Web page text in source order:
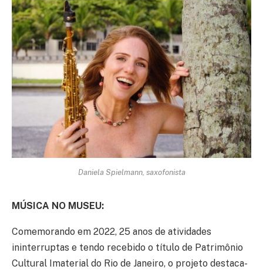
Daniela Spielmann, saxofonista
MÚSICA NO MUSEU:
Comemorando em 2022, 25 anos de atividades
ininterruptas e tendo recebido o título de Patrimônio
Cultural Imaterial do Rio de Janeiro, o projeto destaca-